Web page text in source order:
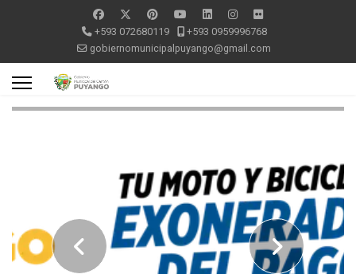
+593 072680119
+593 0959996768
gobiernomunicipalpuyango@gmail.com